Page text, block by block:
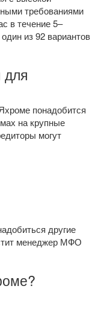
требованиями
в течение 5–
из 92 вариантов
понадобится
на крупные
могут
другие
менеджер МФО